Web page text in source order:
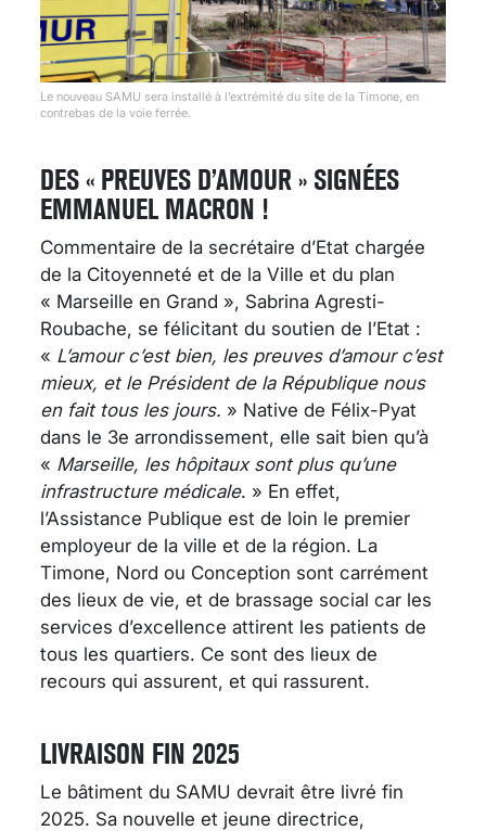
Le nouveau SAMU sera installé à l’extrémité du site de la Timone, en
contrebas de la voie ferrée.
DES « PREUVES D’AMOUR » SIGNÉES
EMMANUEL MACRON !
Commentaire de la secrétaire d’Etat chargée
de la Citoyenneté et de la Ville et du plan
« Marseille en Grand », Sabrina Agresti-
Roubache, se félicitant du soutien de l’Etat :
« L’amour c’est bien, les preuves d’amour c’est
mieux, et le Président de la République nous
en fait tous les jours. » Native de Félix-Pyat
dans le 3e arrondissement, elle sait bien qu’à
« Marseille, les hôpitaux sont plus qu’une
infrastructure médicale. » En effet,
l’Assistance Publique est de loin le premier
employeur de la ville et de la région. La
Timone, Nord ou Conception sont carrément
des lieux de vie, et de brassage social car les
services d’excellence attirent les patients de
tous les quartiers. Ce sont des lieux de
recours qui assurent, et qui rassurent.
LIVRAISON FIN 2025
Le bâtiment du SAMU devrait être livré fin
2025. Sa nouvelle et jeune directrice,